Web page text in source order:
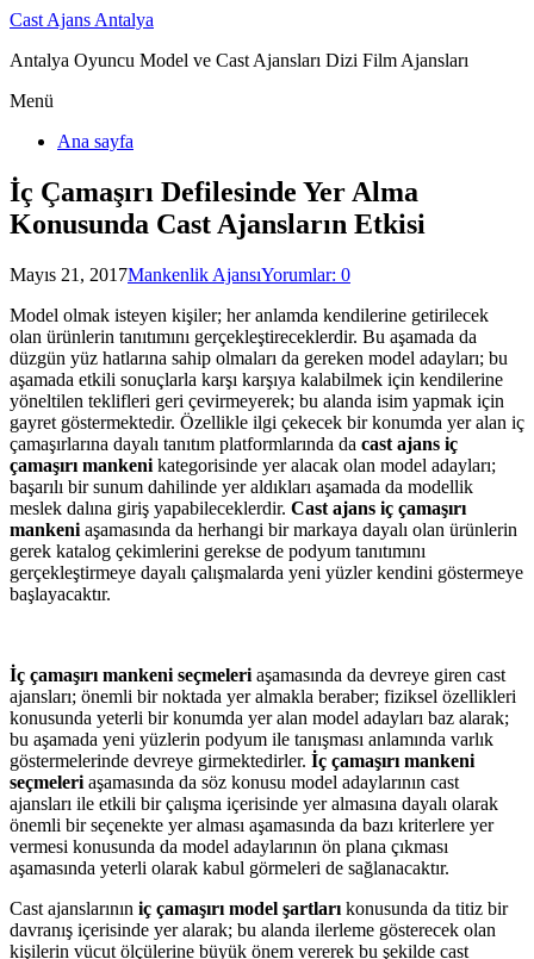
Cast Ajans Antalya
Antalya Oyuncu Model ve Cast Ajansları Dizi Film Ajansları
Menü
Ana sayfa
İç Çamaşırı Defilesinde Yer Alma
Konusunda Cast Ajansların Etkisi
Mayıs 21, 2017Mankenlik AjansıYorumlar: 0
Model olmak isteyen kişiler; her anlamda kendilerine getirilecek
olan ürünlerin tanıtımını gerçekleştireceklerdir. Bu aşamada da
düzgün yüz hatlarına sahip olmaları da gereken model adayları; bu
aşamada etkili sonuçlarla karşı karşıya kalabilmek için kendilerine
yöneltilen teklifleri geri çevirmeyerek; bu alanda isim yapmak için
gayret göstermektedir. Özellikle ilgi çekecek bir konumda yer alan iç
çamaşırlarına dayalı tanıtım platformlarında da cast ajans iç
çamaşırı mankeni kategorisinde yer alacak olan model adayları;
başarılı bir sunum dahilinde yer aldıkları aşamada da modellik
meslek dalına giriş yapabileceklerdir. Cast ajans iç çamaşırı
mankeni aşamasında da herhangi bir markaya dayalı olan ürünlerin
gerek katalog çekimlerini gerekse de podyum tanıtımını
gerçekleştirmeye dayalı çalışmalarda yeni yüzler kendini göstermeye
başlayacaktır.
İç çamaşırı mankeni seçmeleri aşamasında da devreye giren cast
ajansları; önemli bir noktada yer almakla beraber; fiziksel özellikleri
konusunda yeterli bir konumda yer alan model adayları baz alarak;
bu aşamada yeni yüzlerin podyum ile tanışması anlamında varlık
göstermelerinde devreye girmektedirler. İç çamaşırı mankeni
seçmeleri aşamasında da söz konusu model adaylarının cast
ajansları ile etkili bir çalışma içerisinde yer almasına dayalı olarak
önemli bir seçenekte yer alması aşamasında da bazı kriterlere yer
vermesi konusunda da model adaylarının ön plana çıkması
aşamasında yeterli olarak kabul görmeleri de sağlanacaktır.
Cast ajanslarının iç çamaşırı model şartları konusunda da titiz bir
davranış içerisinde yer alarak; bu alanda ilerleme gösterecek olan
kişilerin vücut ölçülerine büyük önem vererek bu şekilde cast